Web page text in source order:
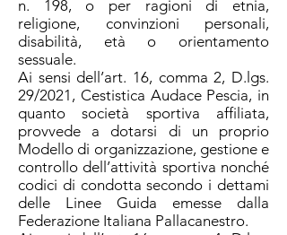
n. 198, o per ragioni di etnia,
religione, convinzioni personali,
disabilità, età o orientamento
sessuale.
Ai sensi dell’art. 16, comma 2, D.lgs.
29/2021, Cestistica Audace Pescia, in
quanto società sportiva affiliata,
provvede a dotarsi di un proprio
Modello di organizzazione, gestione e
controllo dell’attività sportiva nonché
codici di condotta secondo i dettami
delle Linee Guida emesse dalla
Federazione Italiana Pallacanestro.